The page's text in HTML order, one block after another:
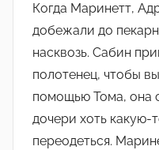
Когда Маринетт,
добежали до
насквозь. Сабин
полотенец, чтобы
помощью Тома, она
дочери хоть какую-
переодеться.